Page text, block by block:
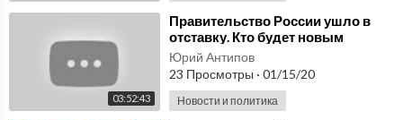
03:52:43
⁣Правительство России ушло в
отставку. Кто будет новым
премьер-министром? Спецэфир
РБК
Юрий Антипов
23 Просмотры · 01/15/20
Новости и политика